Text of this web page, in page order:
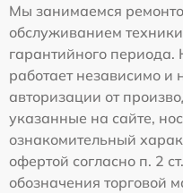
Мы занимаемся
обслуживанием
гарантийного
работает независимо
авторизации от
указанные на сайте,
ознакомительный
офертой согласно п. 2
обозначения торговой